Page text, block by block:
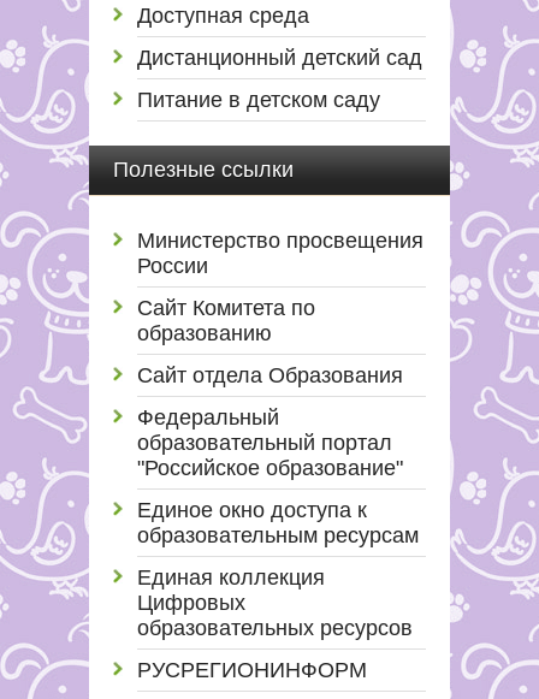
Доступная среда
Дистанционный детский сад
Питание в детском саду
Полезные ссылки
Министерство просвещения
России
Сайт Комитета по
образованию
Сайт отдела Образования
Федеральный
образовательный портал
"Российское образование"
Единое окно доступа к
образовательным ресурсам
Единая коллекция
Цифровых
образовательных ресурсов
РУСРЕГИОНИНФОРМ